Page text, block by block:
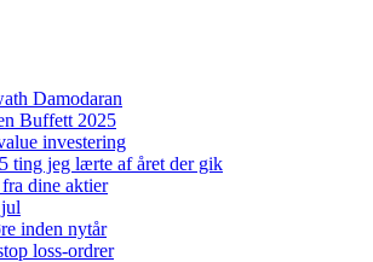
Damodaran
Buffett 2025
investering
ting jeg lærte af året der gik
dine aktier
inden nytår
loss-ordrer